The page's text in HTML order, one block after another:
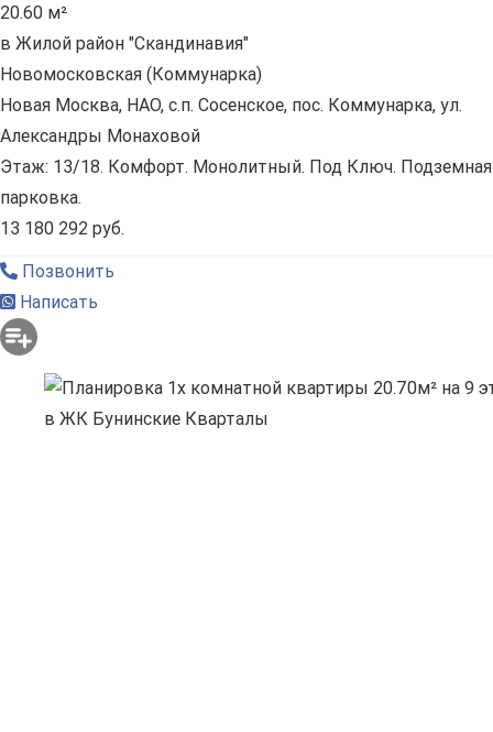
20.60 м²
в Жилой район "Скандинавия"
Новомосковская (Коммунарка)
Новая Москва, НАО, с.п. Сосенское, пос. Коммунарка, ул.
Александры Монаховой
Этаж: 13/18. Комфорт. Монолитный. Под Ключ. Подземная
парковка.
13 180 292 руб.
Позвонить
Написать